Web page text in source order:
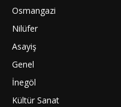
Osmangazi
Nilüfer
Asayiş
Genel
İnegöl
Kültür Sanat